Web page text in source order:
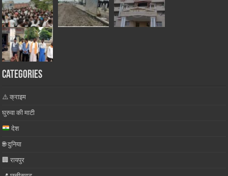
Categories
⚠️ क्राइम
घुरुवा की माटी
देश
🌐 दुनिया
🏢 रायपुर